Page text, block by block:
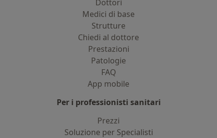
Dottori
Medici di base
Strutture
Chiedi al dottore
Prestazioni
Patologie
FAQ
App mobile
Per i professionisti sanitari
Prezzi
Soluzione per Specialisti